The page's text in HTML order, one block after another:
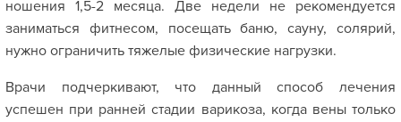
ношения 1,5-2 месяца. Две недели не рекомендуется
заниматься фитнесом, посещать баню, сауну, солярий,
нужно ограничить тяжелые физические нагрузки.
Врачи подчеркивают, что данный способ лечения
успешен при ранней стадии варикоза, когда вены только